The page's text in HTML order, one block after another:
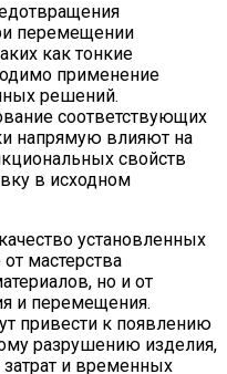
перемещении
как тонкие
применение
решений.
соответствующих
напрямую влияют на
свойств
в исходном
установленных
мастерства
но и от
и перемещения.
привести к появлению
разрушению изделия,
затрат и временных